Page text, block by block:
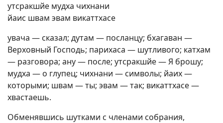
утсракшйе мудха чихнани
йаис швам эвам викаттхасе
увача — сказал; дутам — посланцу; бхагаван —
Верховный Господь; парихаса — шутливого; катхам
— разговора; ану — после; утсракшйе — Я брошу;
мудха — о глупец; чихнани — символы; йаих —
которыми; швам — ты; эвам — так; викаттхасе —
хвастаешь.
Обменявшись шутками с членами собрания,